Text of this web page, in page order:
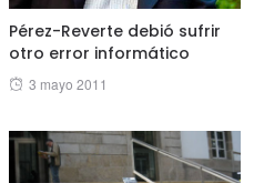
Pérez-Reverte debió sufrir
otro error informático
Posted
3 mayo 2011